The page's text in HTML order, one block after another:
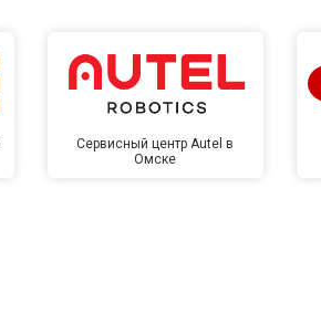
Сервисный центр Autel в
Омске